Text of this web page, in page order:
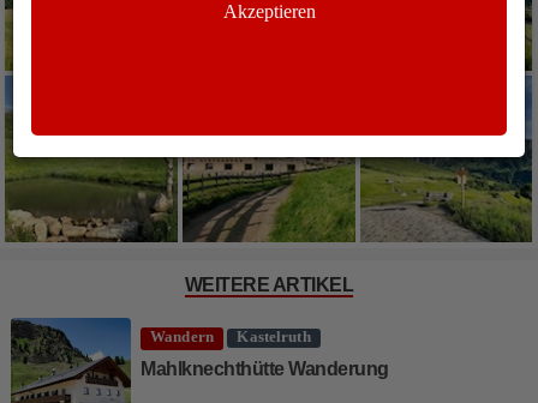
WEITERE ARTIKEL
Wandern Kastelruth
Mahlknechthütte Wanderung
Akzeptieren